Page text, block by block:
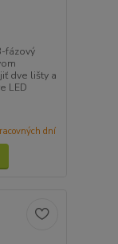
fázový
dve lišty a
LED
dní